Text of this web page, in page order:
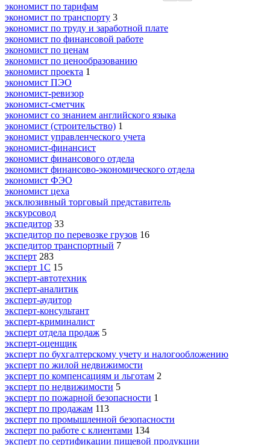
экономист по тарифам
экономист по транспорту 3
экономист по труду и заработной плате
экономист по финансовой работе
экономист по ценам
экономист по ценообразованию
экономист проекта 1
экономист ПЭО
экономист-ревизор
экономист-сметчик
экономист со знанием английского языка
экономист (строительство) 1
экономист управленческого учета
экономист-финансист
экономист финансового отдела
экономист финансово-экономического отдела
экономист ФЭО
экономист цеха
эксклюзивный торговый представитель
экскурсовод
экспедитор 33
экспедитор по перевозке грузов 16
экспедитор транспортный 7
эксперт 283
эксперт 1С 15
эксперт-автотехник
эксперт-аналитик
эксперт-аудитор
эксперт-консультант
эксперт-криминалист
эксперт отдела продаж 5
эксперт-оценщик
эксперт по бухгалтерскому учету и налогообложению
эксперт по жилой недвижимости
эксперт по компенсациям и льготам 2
эксперт по недвижимости 5
эксперт по пожарной безопасности 1
эксперт по продажам 113
эксперт по промышленной безопасности
эксперт по работе с клиентами 134
эксперт по сертификации пищевой продукции